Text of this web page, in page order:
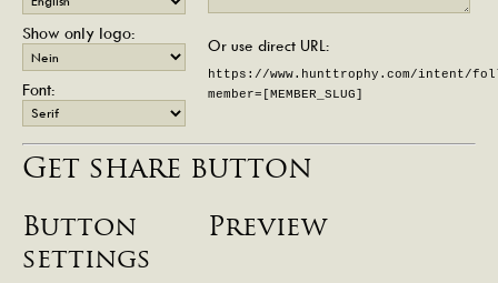
Show only logo:
Font:
Or use direct URL:
https://www.hunttrophy.com/intent/
member=[MEMBER_SLUG]
Get share button
Button
settings
Preview